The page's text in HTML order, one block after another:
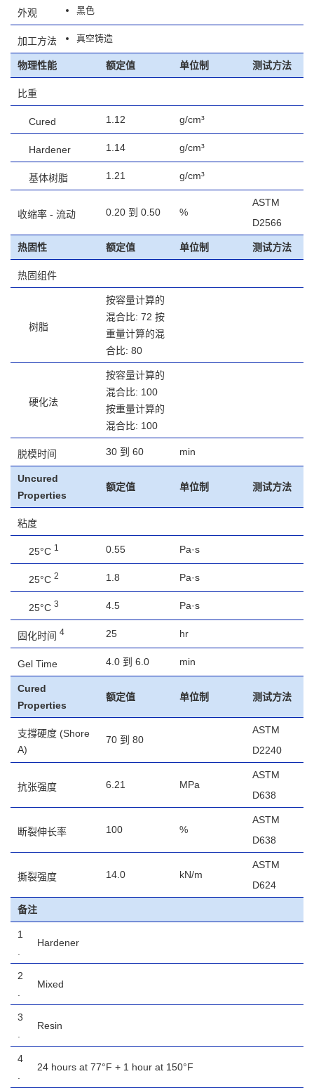
外观 黑色
加工方法 真空铸造
物理性能 额定值 单位制 测试方法
比重
Cured 1.12 g/cm³
Hardener 1.14 g/cm³
基体树脂 1.21 g/cm³
收缩率 - 流动 0.20 到 0.50 %
ASTM
D2566
热固性 额定值 单位制 测试方法
热固组件
树脂
按容量计算的
混合比: 72 按
重量计算的混
合比: 80
硬化法
按容量计算的
混合比: 100
按重量计算的
混合比: 100
脱模时间 30 到 60 min
Uncured
Properties
额定值 单位制 测试方法
粘度
25°C 1 0.55 Pa·s
25°C 2 1.8 Pa·s
25°C 3 4.5 Pa·s
固化时间 4 25 hr
Gel Time 4.0 到 6.0 min
Cured
Properties
额定值 单位制 测试方法
支撐硬度 (Shore
A)
70 到 80
ASTM
D2240
抗张强度 6.21 MPa
ASTM
D638
断裂伸长率 100 %
ASTM
D638
撕裂强度 14.0 kN/m
ASTM
D624
备注
1
Hardener
2
Mixed
3
Resin
4
24 hours at 77°F + 1 hour at 150°F